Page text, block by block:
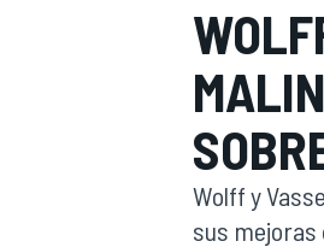
Wolff y
sus mejoras